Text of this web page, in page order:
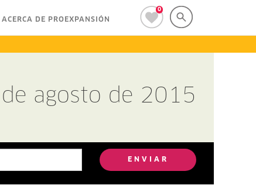
0
ACERCA DE PROEXPANSIÓN
agosto de 2015
ENVIAR